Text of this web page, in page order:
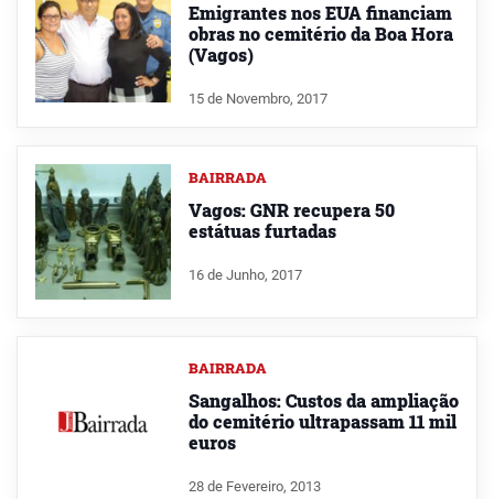
Emigrantes nos EUA financiam
obras no cemitério da Boa Hora
(Vagos)
15 de Novembro, 2017
BAIRRADA
Vagos: GNR recupera 50
estátuas furtadas
16 de Junho, 2017
BAIRRADA
Sangalhos: Custos da ampliação
do cemitério ultrapassam 11 mil
euros
28 de Fevereiro, 2013